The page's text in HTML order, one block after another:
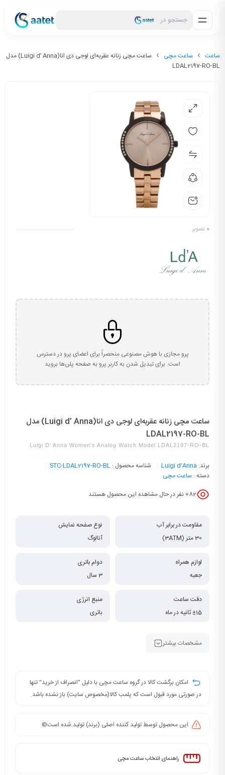
جستجو در
ساعت ساعت مچی
ساعت مچی زنانه عقربه‌ای لوجی دی انا(Luigi d’ Anna) مدل
LDAL2197-RO-BL
0 تصویر
پرو مجازی با هوش مصنوعی منحصراً برای اعضای پرو در دسترس
است. برای تبدیل شدن به کاربر پرو به صفحه پلن‌ها بروید
ساعت مچی زنانه عقربه‌ای لوجی دی انا(Luigi d’ Anna) مدل
LDAL2197-RO-BL
Luigi D' Anna Women's Analog Watch Model LDAL2197-RO-BL
برند: Luigi d'Anna شناسه محصول : STC-LDAL2197-RO-BL
دسته : ساعت مچی
82+ نفر در حال مشاهده این محصول هستند
مقاومت در برابر آب
30 متر (3ATM)
نوع صفحه نمایش
آنالوگ
لوازم همراه
جعبه
دوام باتری
3 سال
دقت ساعت
±15 ثانیه در ماه
منبع انرژی
باتری
مشخصات بیشتر
امکان برگشت کالا در گروه ساعت مچی با دلیل "انصراف از خرید" تنها
در صورتی مورد قبول است که پلمب کالا(مخصوص سایت) باز نشده باشد.
این محصول توسط تولید کننده اصلی (برند) تولید شده است©️
راهنمای انتخاب ساعت مچی